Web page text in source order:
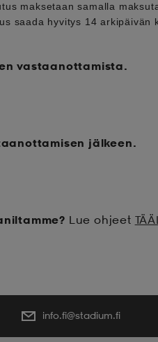
maksetaan samalla
saada hyvitys 14 arkipäivän
vastaanottamista.
jälkeen.
Lue ohjeet
info.fi@stadium.fi